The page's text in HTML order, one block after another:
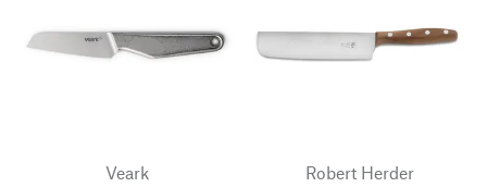
Veark
Robert Herder